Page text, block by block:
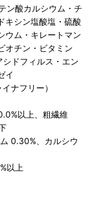
ン酸カルシウム・チ
キシン塩酸塩・硫酸
ウム・キレートマン
オチン・ビタミン
ドフィルス・エン
イ
ナフリー）
以上、粗繊維
0.30%、カルシウ
以上